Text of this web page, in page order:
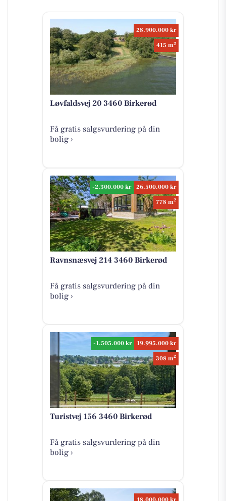
28.900.000 kr
415 m2
Løvfaldsvej 20 3460 Birkerød
Få gratis salgsvurdering på din
bolig ›
-2.300.000 kr
26.500.000 kr
778 m2
Ravnsnæsvej 214 3460 Birkerød
Få gratis salgsvurdering på din
bolig ›
-1.505.000 kr
19.995.000 kr
308 m2
Turistvej 156 3460 Birkerød
Få gratis salgsvurdering på din
bolig ›